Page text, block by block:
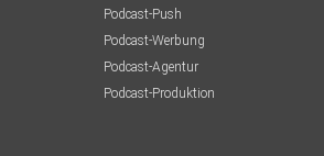
Podcast-Push
Podcast-Werbung
Podcast-Agentur
Podcast-Produktion